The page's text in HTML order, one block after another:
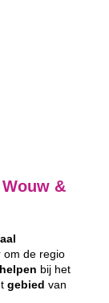
&
om de regio
helpen bij het
gebied van